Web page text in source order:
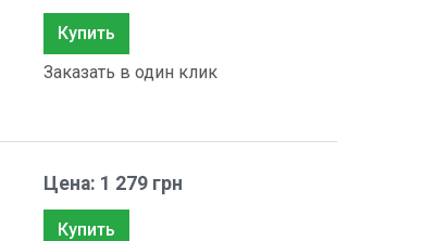
Купить
Заказать в один клик
Цена: 1 279 грн
Купить